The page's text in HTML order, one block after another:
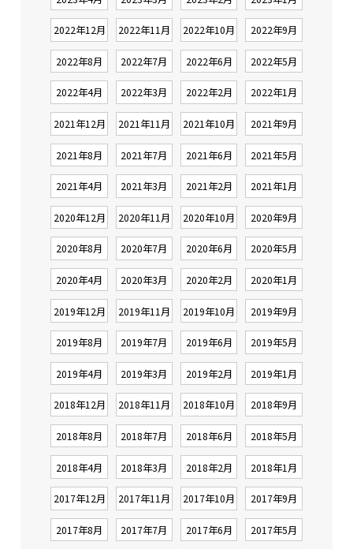
2022年12月 2022年11月 2022年10月 2022年9月
2022年8月 2022年7月 2022年6月 2022年5月
2022年4月 2022年3月 2022年2月 2022年1月
2021年12月 2021年11月 2021年10月 2021年9月
2021年8月 2021年7月 2021年6月 2021年5月
2021年4月 2021年3月 2021年2月 2021年1月
2020年12月 2020年11月 2020年10月 2020年9月
2020年8月 2020年7月 2020年6月 2020年5月
2020年4月 2020年3月 2020年2月 2020年1月
2019年12月 2019年11月 2019年10月 2019年9月
2019年8月 2019年7月 2019年6月 2019年5月
2019年4月 2019年3月 2019年2月 2019年1月
2018年12月 2018年11月 2018年10月 2018年9月
2018年8月 2018年7月 2018年6月 2018年5月
2018年4月 2018年3月 2018年2月 2018年1月
2017年12月 2017年11月 2017年10月 2017年9月
2017年8月 2017年7月 2017年6月 2017年5月